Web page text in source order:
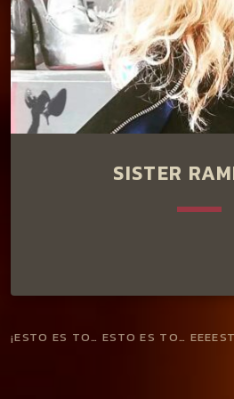
SISTER
keyboard_arrow_down
¡ESTO ES TO… ESTO ES TO…